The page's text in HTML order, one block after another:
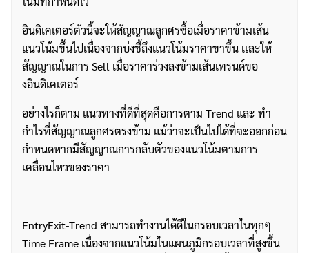
อินดิเคเตอร์ตัวนี้จะให้สัญญาณลูกศรซื้อเมื่อราคาข้ามเส้น
แนวโน้มขึ้นไปเนื่องจากบ่งชี้ถึงแนวโน้มราคาขาขึ้น เเละให้
สัญญาณในการ Sell เมื่อราคาร่วงลงข้ามเส้นเทรนด์ขอ
งอินดิเคเตอร์
อย่างไรก็ตาม แนวทางที่ดีที่สุดคือการตาม Trend และ ทำ
กำไรที่สัญญาณลูกศรตรงข้าม แม้ว่าจะเป็นไปได้ที่จะออกก่อน
กำหนดหากมีสัญญาณการกลับตัวของแนวโน้มตามการ
เคลื่อนไหวของราคา
EntryExit-Trend สามารถทำงานได้ดีในกรอบเวลาในทุกๆ
Time Frame เนื่องจากแนวโน้มในแผนภูมิกรอบเวลาที่สูงขึ้น